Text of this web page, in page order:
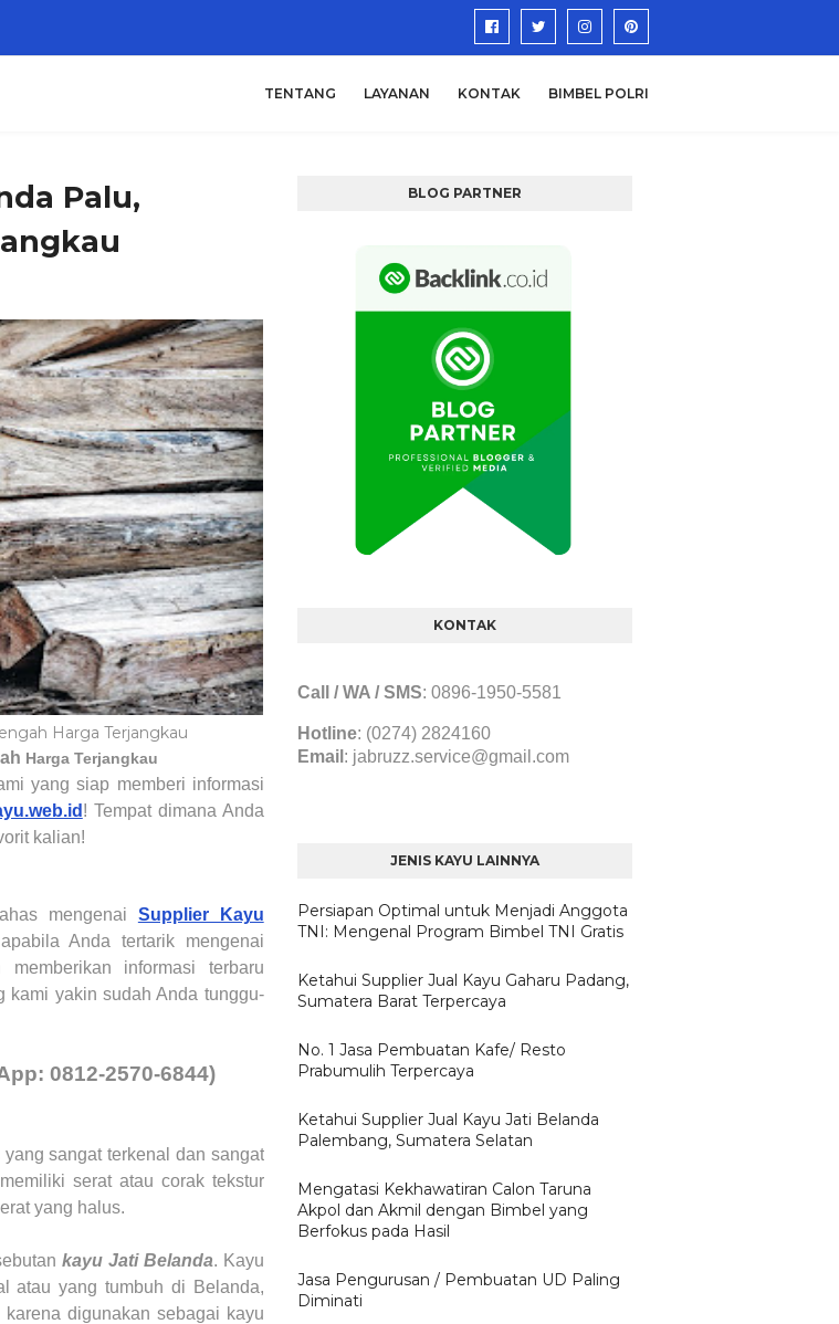
TENTANG LAYANAN KONTAK BIMBEL POLRI
Palu,
Harga Terjangkau
Harga Terjangkau
yang siap memberi informasi
! Tempat dimana Anda
kalian!
mengenai Supplier Kayu
Anda tertarik mengenai
informasi terbaru
kami yakin sudah Anda tunggu-
0812-2570-6844)
sangat terkenal dan sangat
serat atau corak tekstur
yang halus.
kayu Jati Belanda. Kayu
atau yang tumbuh di Belanda,
digunakan sebagai kayu
BLOG PARTNER
KONTAK
Call / WA / SMS: 0896-1950-5581
Hotline: (0274) 2824160
Email : jabruzz.service@gmail.com
JENIS KAYU LAINNYA
Persiapan Optimal untuk Menjadi Anggota
TNI: Mengenal Program Bimbel TNI Gratis
Ketahui Supplier Jual Kayu Gaharu Padang,
Sumatera Barat Terpercaya
No. 1 Jasa Pembuatan Kafe/ Resto
Prabumulih Terpercaya
Ketahui Supplier Jual Kayu Jati Belanda
Palembang, Sumatera Selatan
Mengatasi Kekhawatiran Calon Taruna
Akpol dan Akmil dengan Bimbel yang
Berfokus pada Hasil
Jasa Pengurusan / Pembuatan UD Paling
Diminati